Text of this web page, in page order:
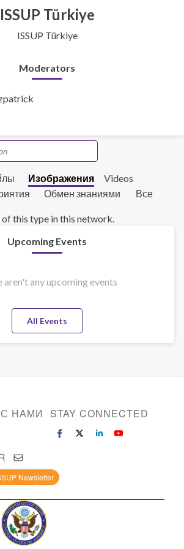
ISSUP Türkiye
ISSUP Türkiye
Moderators
Изображения
Videos
Обмен знаниями Все
this type in this network.
Upcoming Events
aren't any upcoming events
All Events
НАМИ STAY CONNECTED
Newsletter